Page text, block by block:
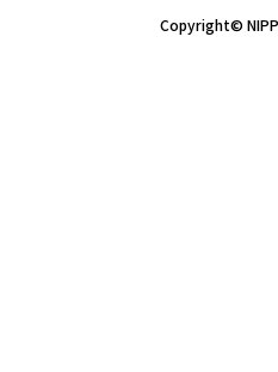
Copyright©